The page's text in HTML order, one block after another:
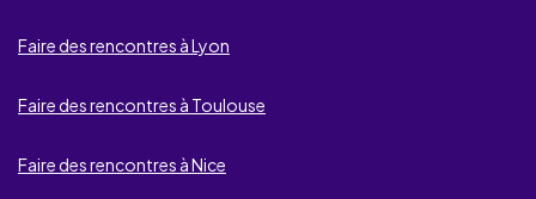
Be2
Ashley Madison
DésirsEtFantasmes
Faire des rencontres à Lyon
Faire des rencontres à Toulouse
Faire des rencontres à Nice